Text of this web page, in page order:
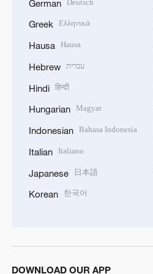
German
Greek Ελληνικά
Hausa Hausa
Hebrew עברית
Hindi हिन्दी
Hungarian Magyar
Indonesian Bahasa Indonesia
Italian Italiano
Japanese 日本語
Korean 한국어
DOWNLOAD OUR APP